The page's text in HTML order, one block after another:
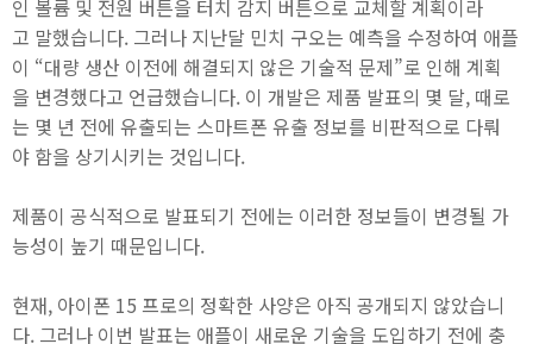
인 볼륨 및 전원 버튼을 터치 감지 버튼으로 교체할 계획이라
고 말했습니다. 그러나 지난달 민치 구오는 예측을 수정하여 애플
이 “대량 생산 이전에 해결되지 않은 기술적 문제”로 인해 계획
을 변경했다고 언급했습니다. 이 개발은 제품 발표의 몇 달, 때로
는 몇 년 전에 유출되는 스마트폰 유출 정보를 비판적으로 다뤄
야 함을 상기시키는 것입니다.
제품이 공식적으로 발표되기 전에는 이러한 정보들이 변경될 가
능성이 높기 때문입니다.
현재, 아이폰 15 프로의 정확한 사양은 아직 공개되지 않았습니
다. 그러나 이번 발표는 애플이 새로운 기술을 도입하기 전에 충